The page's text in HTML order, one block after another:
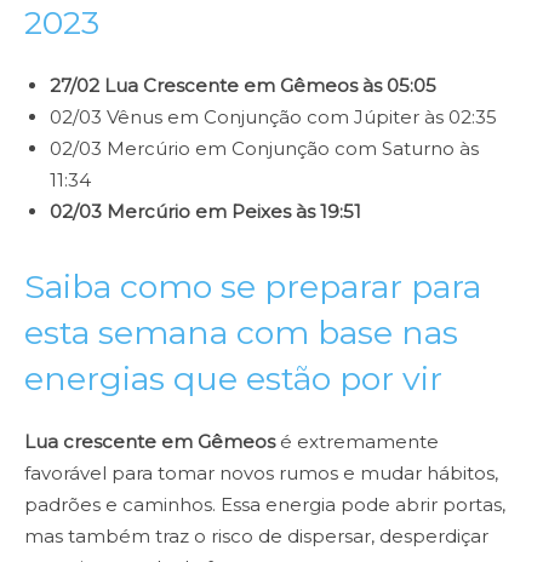
2023
27/02 Lua Crescente em Gêmeos às 05:05
02/03 Vênus em Conjunção com Júpiter às 02:35
02/03 Mercúrio em Conjunção com Saturno às
11:34
02/03 Mercúrio em Peixes às 19:51
Saiba como se preparar para
esta semana com base nas
energias que estão por vir
Lua crescente em Gêmeosé extremamente
favorável para tomar novos rumos e mudar hábitos,
padrões e caminhos. Essa energia pode abrir portas,
mas também traz o risco de dispersar, desperdiçar